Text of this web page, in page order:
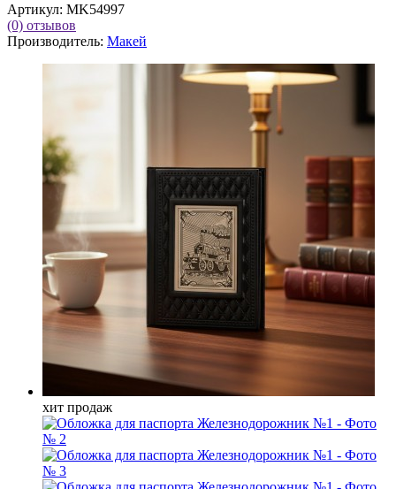
Артикул: MK54997
(0) отзывов
Производитель: Макей
хит продаж